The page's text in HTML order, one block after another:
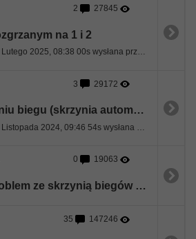
2 27845
na 1 i 2
Ostatnia wiadomość: 12 Lutego 2025, 08:38 00s wysłana przez AleksEU
3 29172
Pisk przy wrzucaniu biegu (skrzynia automatyczna) po odpaleniu silnika
0 19063
E300 Hybryda Problem ze skrzynią biegów i baterią
35 147246